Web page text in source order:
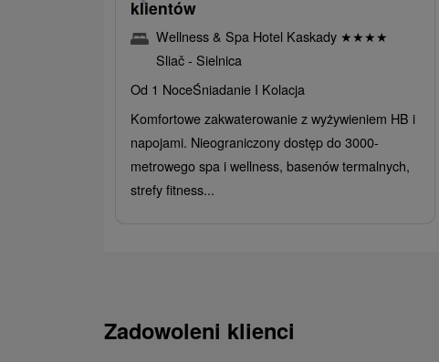
klientów
Wellness & Spa Hotel Kaskady ★★★★
Sliač - Sielnica
Od 1 NoceŚniadanie I Kolacja
Komfortowe zakwaterowanie z wyżywieniem HB i
napojami. Nieograniczony dostęp do 3000-
metrowego spa i wellness, basenów termalnych,
strefy fitness...
Zadowoleni klienci